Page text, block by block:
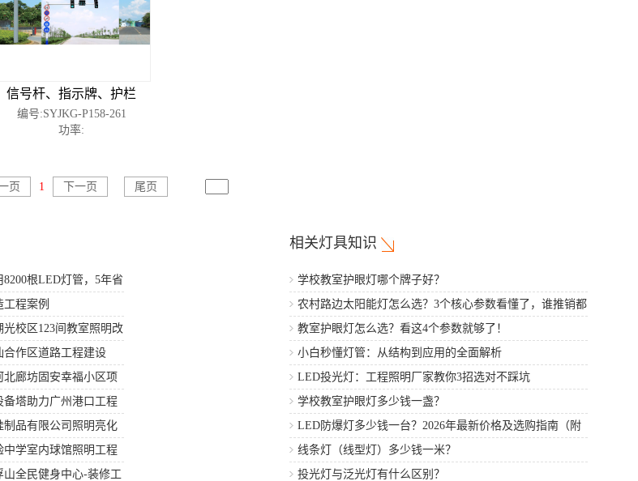
信号杆、指示牌、护栏
编号:SYJKG-P158-261
功率:
页 1 下一页 尾页
根LED灯管，5年省
程案例
校区123间教室照明改
作区道路工程建设
廊坊固安幸福小区项
备塔助力广州港口工程
品有限公司照明亮化
学室内球馆照明工程
全民健身中心-装修工
相关灯具知识
学校教室护眼灯哪个牌子好？
农村路边太阳能灯怎么选？3个核心参数看懂了，谁推销都
不怕
教室护眼灯怎么选？看这4个参数就够了！
小白秒懂灯管：从结构到应用的全面解析
LED投光灯：工程照明厂家教你3招选对不踩坑
学校教室护眼灯多少钱一盏？
LED防爆灯多少钱一台？2026年最新价格及选购指南（附
厂家推荐）
线条灯（线型灯）多少钱一米？
投光灯与泛光灯有什么区别？